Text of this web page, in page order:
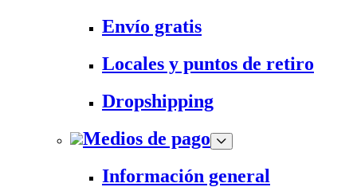
Envío gratis
Locales y puntos de retiro
Dropshipping
Medios de pago
Información general